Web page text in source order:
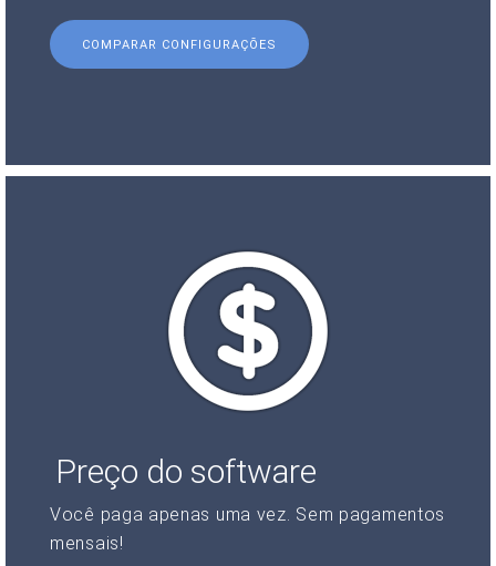
COMPARAR CONFIGURAÇÕES
Preço do software
Você paga apenas uma vez. Sem pagamentos
mensais!